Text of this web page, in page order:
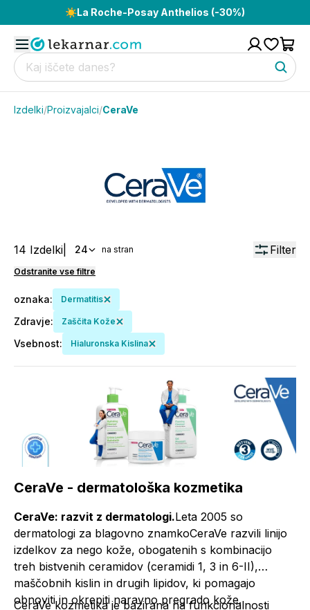
☀️La Roche-Posay Anthelios (-30%)
Izdelki/Proizvajalci/CeraVe
14 Izdelki 24 na stran Filter
Odstranite vse filtre
oznaka: Dermatitis
Zdravje: Zaščita Kože
Vsebnost: Hialuronska Kislina
CeraVe - dermatološka kozmetika
CeraVe: razvit z dermatologi.Leta 2005 so
dermatologi za blagovno znamkoCeraVe razvili linijo
izdelkov za nego kože, obogatenih s kombinacijo
treh bistvenih ceramidov (ceramidi 1, 3 in 6-II),
maščobnih kislin in drugih lipidov, ki pomagajo
obnoviti in okrepiti naravno pregrado kože.
CeraVe kozmetika je bazirana na funkcionalnosti